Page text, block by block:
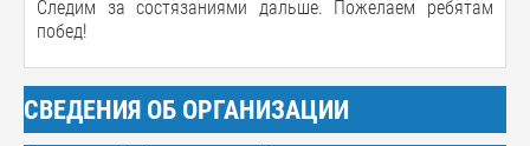
Следим за состязаниями дальше. Пожелаем ребятам
побед!
СВЕДЕНИЯ ОБ ОРГАНИЗАЦИИ